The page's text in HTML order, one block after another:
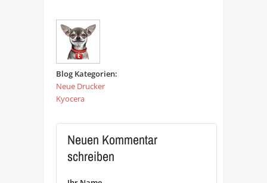
Blog Kategorien:
Neue Drucker
Kyocera
Neuen Kommentar
schreiben